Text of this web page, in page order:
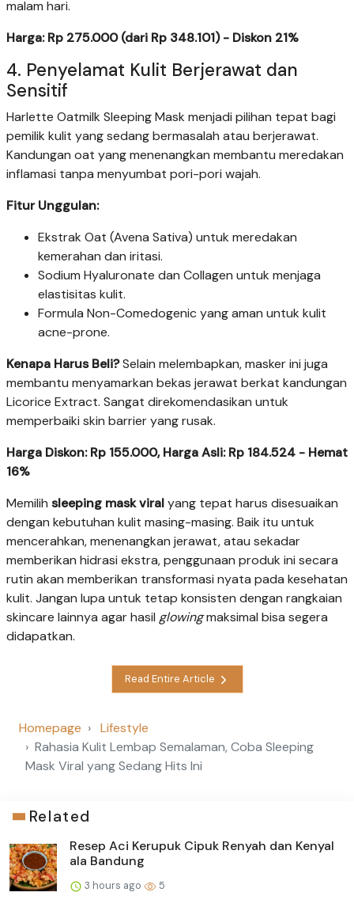
malam hari.
Harga: Rp 275.000 (dari Rp 348.101) - Diskon 21%
4. Penyelamat Kulit Berjerawat dan
Sensitif
Harlette Oatmilk Sleeping Mask menjadi pilihan tepat bagi
pemilik kulit yang sedang bermasalah atau berjerawat.
Kandungan oat yang menenangkan membantu meredakan
inflamasi tanpa menyumbat pori-pori wajah.
Fitur Unggulan:
Ekstrak Oat (Avena Sativa) untuk meredakan
kemerahan dan iritasi.
Sodium Hyaluronate dan Collagen untuk menjaga
elastisitas kulit.
Formula Non-Comedogenic yang aman untuk kulit
acne-prone.
Kenapa Harus Beli?Selain melembapkan, masker ini juga
membantu menyamarkan bekas jerawat berkat kandungan
Licorice Extract. Sangat direkomendasikan untuk
memperbaiki skin barrier yang rusak.
Harga Diskon: Rp 155.000, Harga Asli: Rp 184.524 - Hemat
16%
Memilih sleeping mask viralyang tepat harus disesuaikan
dengan kebutuhan kulit masing-masing. Baik itu untuk
mencerahkan, menenangkan jerawat, atau sekadar
memberikan hidrasi ekstra, penggunaan produk ini secara
rutin akan memberikan transformasi nyata pada kesehatan
kulit. Jangan lupa untuk tetap konsisten dengan rangkaian
skincare lainnya agar hasil glowingmaksimal bisa segera
didapatkan.
Read Entire Article
Homepage
Lifestyle
Rahasia Kulit Lembap Semalaman, Coba Sleeping
Mask Viral yang Sedang Hits Ini
Related
Resep Aci Kerupuk Cipuk Renyah dan Kenyal
ala Bandung
3 hours ago 5